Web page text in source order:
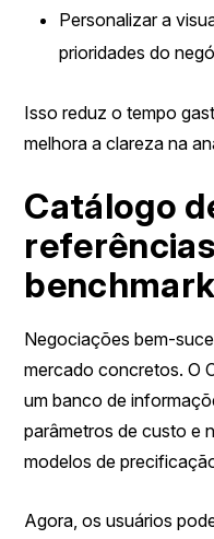
Personalizar a
prioridades do
Isso reduz o tempo
melhora a clareza na
Catálogo
Negociações bem-
mercado concretos. O
um banco de
parâmetros de custo e
modelos de
Agora, os usuários